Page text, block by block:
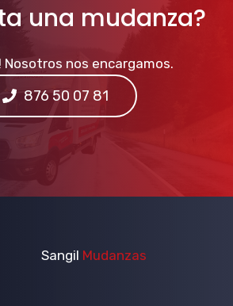
una mudanza?
Nosotros nos encargamos.
876 50 07 81
Sangil Mudanzas